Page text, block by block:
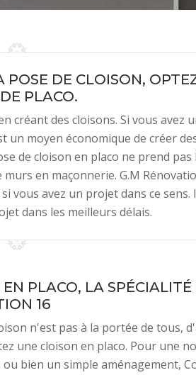
DE CLOISON,
PLACO.
créant des cloisons. Si vous avez
un moyen économique de créer
de cloison en placo ne prend pas
en maçonnerie. G.M
vous avez un projet dans ce sens.
dans les meilleurs délais.
PLACO, LA SPÉCIALITÉ
16
n'est pas à la portée de tous,
une cloison en placo. Pour une
bien un simple aménagement,